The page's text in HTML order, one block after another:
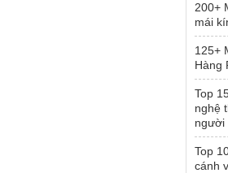
200+
mái
125+
Hàng
Top
nghệ
người
Top
cánh